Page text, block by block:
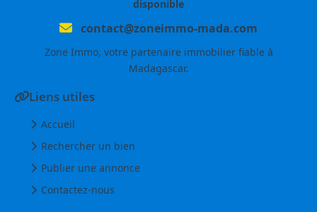
disponible
contact@zoneimmo-mada.com
Zone Immo, votre partenaire immobilier fiable à
Madagascar.
Liens utiles
Accueil
Rechercher un bien
Publier une annonce
Contactez-nous